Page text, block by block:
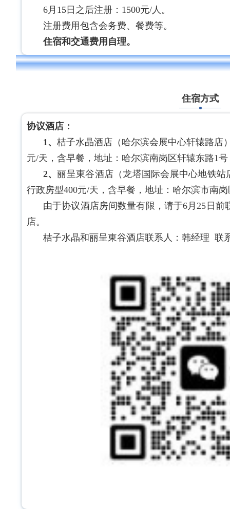
6月15日之后注册：1500元/人。
注册费用包含会务费、餐费等。
住宿和交通费用自理。
住宿方式
协议酒店：
1、 桔子水晶酒店（哈尔滨会展中心轩辕路店
元/天，含早餐，地址：哈尔滨南岗区轩辕东路1号
2、丽呈東谷酒店（龙塔国际会展中心地铁
行政房型400元/天，含早餐，地址：哈尔滨市南
由于协议酒店房间数量有限，请于6月25日
店。
桔子水晶和丽呈東谷酒店联系人：韩经理 联